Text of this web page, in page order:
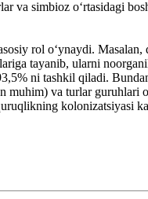
va simbioz oʻrtasidagi
rol oʻynaydi.
tayanib, ularni
ni tashkil qiladi.
muhim) va turlar
kolonizatsiyasi